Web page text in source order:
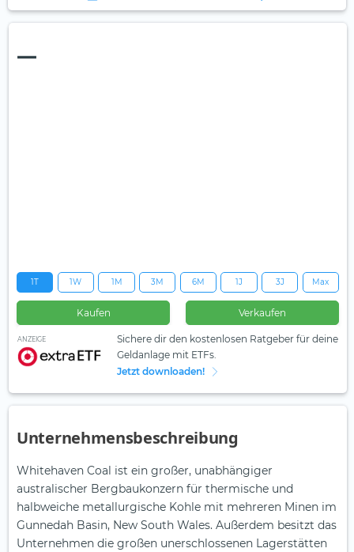
—
1T 1W 1M 3M 6M 1J 3J Max
Kaufen Verkaufen
ANZEIGE
Sichere dir den kostenlosen Ratgeber für deine
Geldanlage mit ETFs.
Jetzt downloaden!
Unternehmensbeschreibung
Whitehaven Coal ist ein großer, unabhängiger
australischer Bergbaukonzern für thermische und
halbweiche metallurgische Kohle mit mehreren Minen im
Gunnedah Basin, New South Wales. Außerdem besitzt das
Unternehmen die großen unerschlossenen Lagerstätten